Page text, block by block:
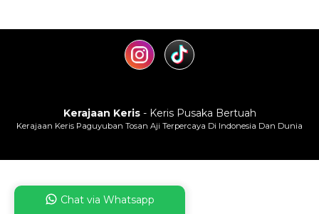
Kerajaan Keris- Keris Pusaka Bertuah
Kerajaan Keris Paguyuban Tosan Aji Terpercaya Di Indonesia Dan Dunia
Chat via Whatsapp